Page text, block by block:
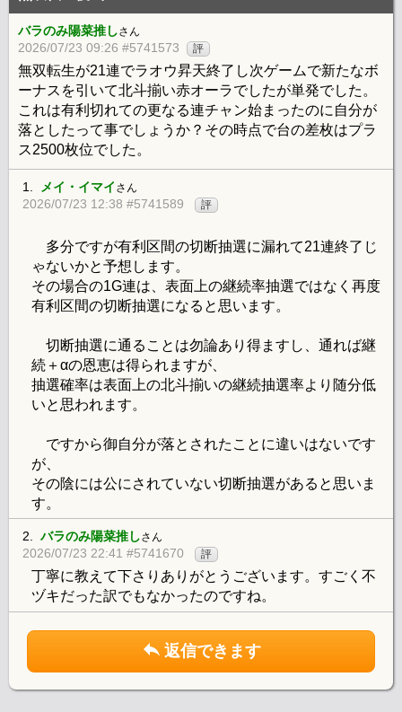
バラのみ陽菜推しさん
2026/07/23 09:26 #5741573 評
無双転生が21連でラオウ昇天終了し次ゲームで新たなボ
ーナスを引いて北斗揃い赤オーラでしたが単発でした。
これは有利切れての更なる連チャン始まったのに自分が
落としたって事でしょうか？その時点で台の差枚はプラ
ス2500枚位でした。
1. メイ・イマイ さん
2026/07/23 12:38 #5741589 評
多分ですが有利区間の切断抽選に漏れて21連終了じ
ゃないかと予想します。
その場合の1G連は、表面上の継続率抽選ではなく再度
有利区間の切断抽選になると思います。
切断抽選に通ることは勿論あり得ますし、通れば継
続＋αの恩恵は得られますが、
抽選確率は表面上の北斗揃いの継続抽選率より随分低
いと思われます。
ですから御自分が落とされたことに違いはないです
が、
その陰には公にされていない切断抽選があると思いま
す。
2. バラのみ陽菜推しさん
2026/07/23 22:41 #5741670 評
丁寧に教えて下さりありがとうございます。すごく不
ヅキだった訳でもなかったのですね。
返信できます